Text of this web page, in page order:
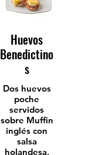
Huevos
Benedictino
s
Dos huevos
poche
servidos
sobre Muffin
inglés con
salsa
holandesa,